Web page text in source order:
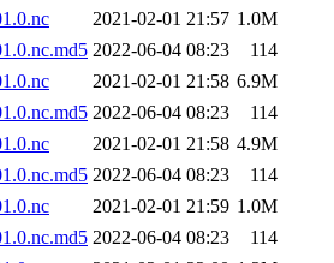
2021-02-01 21:57 1.0M
2022-06-04 08:23
114
2021-02-01 21:58 6.9M
2022-06-04 08:23
114
2021-02-01 21:58 4.9M
2022-06-04 08:23
114
2021-02-01 21:59 1.0M
2022-06-04 08:23
114